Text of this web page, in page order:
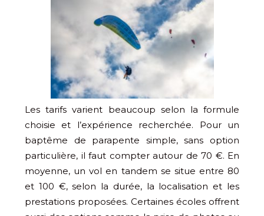
Les tarifs varient beaucoup selon la formule
choisie et l’expérience recherchée. Pour un
baptême de parapente simple, sans option
particulière, il faut compter autour de 70 €. En
moyenne, un vol en tandem se situe entre 80
et 100 €, selon la durée, la localisation et les
prestations proposées. Certaines écoles offrent